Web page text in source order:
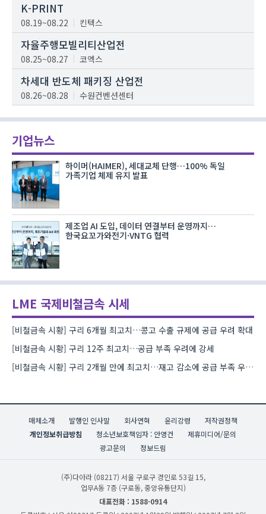
K-PRINT
08.19~08.22 킨텍스
자율주행모빌리티산업전
08.25~08.27 코엑스
차세대 반도체 패키징 산업전
08.26~08.28 수원컨벤션센터
기업뉴스
하이머(HAIMER), 세대교체 단행…100% 독일
가족기업 체제 유지 발표
제조업 AI 도입, 데이터 연결부터 운영까지…
한국요꼬가와전기·VNTG 협력
LME 국제비철금속 시세
[비철금속 시황] 구리 6개월 최고치…콩고 수출 규제에 공급 우려 확대
[비철금속 시황] 구리 12주 최고치…공급 부족 우려에 강세
[비철금속 시황] 구리 2개월 만에 최고치…재고 감소에 공급 부족 우려 확대
매체소개 발행인 인사말 회사연혁 윤리강령
저작권정책
개인정보취급방침
청소년보호책임자 : 안영건
제휴미디어/문의
광고문의
정보드림
(주)다아라 (08217) 서울 구로구 경인로 53길 15,
업무A동 7층 (구로동, 중앙유통단지)
대표전화 : 1588-0914